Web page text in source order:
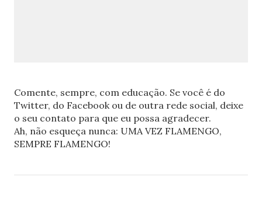
Comente, sempre, com educação. Se você é do
Twitter, do Facebook ou de outra rede social, deixe
o seu contato para que eu possa agradecer.
Ah, não esqueça nunca: UMA VEZ FLAMENGO,
SEMPRE FLAMENGO!